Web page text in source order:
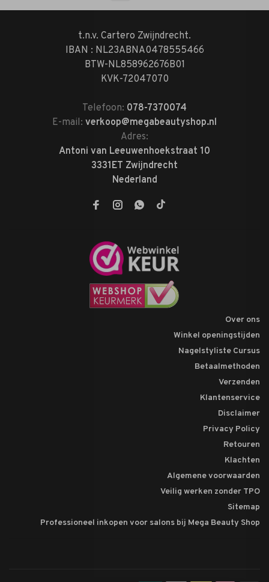
t.n.v. Cartero Zwijndrecht.
IBAN : NL23ABNA0478555466
BTW-NL858962676B01
KVK-72047070
Telefoon: 078-7370074
E-mail: verkoop@megabeautyshop.nl
Adres:
Antoni van Leeuwenhoekstraat 10
3331ET Zwijndrecht
Nederland
Over ons
Winkel openingstijden
Nagelstyliste Cursus
Betaalmethoden
Verzenden
Klantenservice
Disclaimer
Privacy Policy
Retouren
Klachten
Algemene voorwaarden
Veilig werken zonder TPO
Sitemap
Professioneel inkopen voor salons bij Mega Beauty Shop